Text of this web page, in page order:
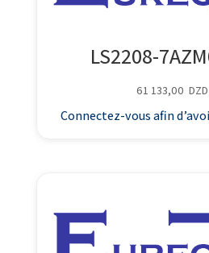
LS2208-
61 133,00 DZD
Connectez-vous afin